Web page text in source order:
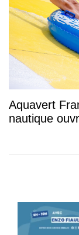
Aquavert
nautique